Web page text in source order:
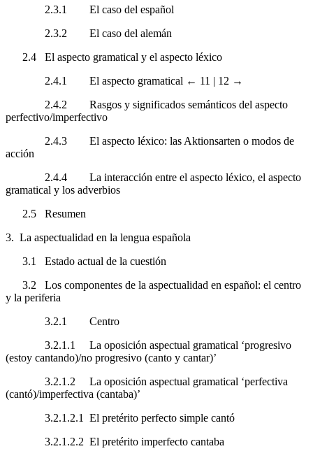
2.3.1
El caso del español
2.3.2
El caso del alemán
2.4
El aspecto gramatical y el aspecto léxico
2.4.1
El aspecto gramatical ← 11 | 12 →
2.4.2
Rasgos y significados semánticos del aspecto
perfectivo/imperfectivo
2.4.3
El aspecto léxico: las Aktionsarten o modos de
acción
2.4.4
La interacción entre el aspecto léxico, el aspecto
gramatical y los adverbios
2.5
Resumen
3. La aspectualidad en la lengua española
3.1
Estado actual de la cuestión
3.2
Los componentes de la aspectualidad en español: el centro
y la periferia
3.2.1
Centro
3.2.1.1
La oposición aspectual gramatical ‘progresivo
(estoy cantando)/no progresivo (canto y cantar)’
3.2.1.2
La oposición aspectual gramatical ‘perfectiva
(cantó)/imperfectiva (cantaba)’
3.2.1.2.1
El pretérito perfecto simple cantó
3.2.1.2.2 El pretérito imperfecto cantaba